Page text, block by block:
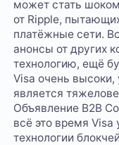
может стать
от Ripple,
платёжные сети.
анонсы от других
технологию, ещё
Visa очень высоки,
является
Объявление B2B
всё это время
технологии